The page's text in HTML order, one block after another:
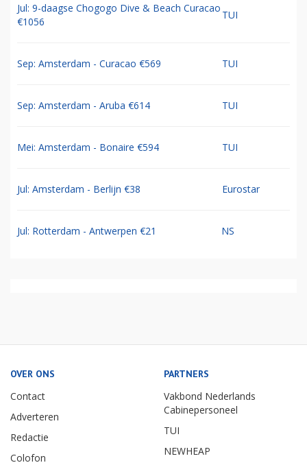
Jul: 9-daagse Chogogo Dive & Beach Curacao
€1056
TUI
Sep: Amsterdam - Curacao €569 TUI
Sep: Amsterdam - Aruba €614 TUI
Mei: Amsterdam - Bonaire €594 TUI
Jul: Amsterdam - Berlijn €38 Eurostar
Jul: Rotterdam - Antwerpen €21 NS
OVER ONS
Contact
Adverteren
Redactie
Colofon
PARTNERS
Vakbond Nederlands
Cabinepersoneel
TUI
NEWHEAP